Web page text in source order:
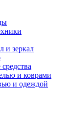
и зеркал
и коврами
и одеждой